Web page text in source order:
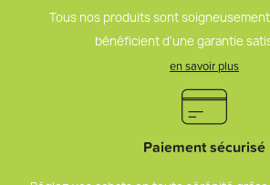
Tous nos produits sont
bénéficient d’une garantie
en savoir plus
Paiement sécurisé